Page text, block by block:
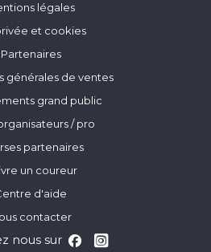
légales
et cookies
Partenaires
générales de ventes
grand public
/ pro
partenaires
un coureur
d'aide
contacter
nous sur